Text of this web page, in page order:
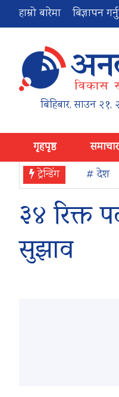
हाम्रो बारेमा बिज्ञापन
बिहिबार,साउन २१,
गृहपृष्ठ समाचार
ट्रेन्डिंग
# देश
३४ रिक्त
सुझाव